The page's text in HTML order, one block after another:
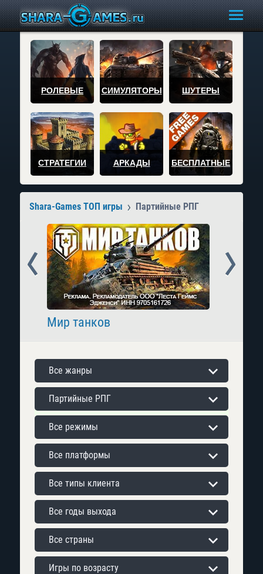
РОЛЕВЫЕ СИМУЛЯТОРЫ ШУТЕРЫ
СТРАТЕГИИ АРКАДЫ БЕСПЛАТНЫЕ
Shara-Games ТОП игры Партийные РПГ
Мир танков
Prev
Все жанры
Партийные РПГ
Все режимы
Все платформы
Все типы клиента
Все годы выхода
Все страны
Игры по возрасту